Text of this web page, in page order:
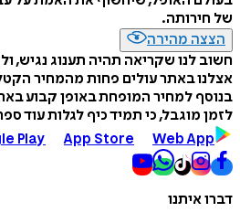
של חירותה.
הצצה מהירה
חשוב לנו שקריאה תהיה תענוג נגיש,
אצלנו באתר עולים פחות מהמחיר
בנוסף למחיר המופחת באופן קבוע
לזמן מוגבל, כי תמיד כיף לגלות עוד
Play
App Store Web App
דברו איתנו